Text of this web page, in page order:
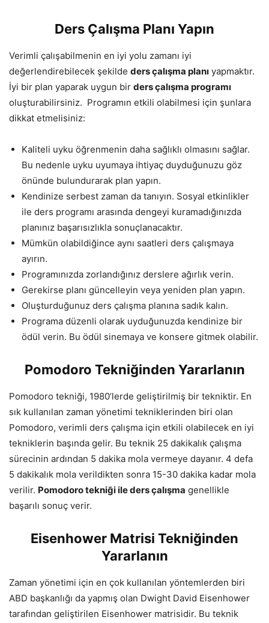
Ders Çalışma Planı Yapın
Verimli çalışabilmenin en iyi yolu zamanı iyi
değerlendirebilecek şekilde ders çalışma planı yapmaktır.
İyi bir plan yaparak uygun bir ders çalışma programı
oluşturabilirsiniz. Programın etkili olabilmesi için şunlara
dikkat etmelisiniz:
Kaliteli uyku öğrenmenin daha sağlıklı olmasını sağlar.
Bu nedenle uyku uyumaya ihtiyaç duyduğunuzu göz
önünde bulundurarak plan yapın.
Kendinize serbest zaman da tanıyın. Sosyal etkinlikler
ile ders programı arasında dengeyi kuramadığınızda
planınız başarısızlıkla sonuçlanacaktır.
Mümkün olabildiğince aynı saatleri ders çalışmaya
ayırın.
Programınızda zorlandığınız derslere ağırlık verin.
Gerekirse planı güncelleyin veya yeniden plan yapın.
Oluşturduğunuz ders çalışma planına sadık kalın.
Programa düzenli olarak uyduğunuzda kendinize bir
ödül verin. Bu ödül sinemaya ve konsere gitmek olabilir.
Pomodoro Tekniğinden Yararlanın
Pomodoro tekniği, 1980’lerde geliştirilmiş bir tekniktir. En
sık kullanılan zaman yönetimi tekniklerinden biri olan
Pomodoro, verimli ders çalışma için etkili olabilecek en iyi
tekniklerin başında gelir. Bu teknik 25 dakikalık çalışma
sürecinin ardından 5 dakika mola vermeye dayanır. 4 defa
5 dakikalık mola verildikten sonra 15-30 dakika kadar mola
verilir. Pomodoro tekniği ile ders çalışma genellikle
başarılı sonuç verir.
Eisenhower Matrisi Tekniğinden
Yararlanın
Zaman yönetimi için en çok kullanılan yöntemlerden biri
ABD başkanlığı da yapmış olan Dwight David Eisenhower
tarafından geliştirilen Eisenhower matrisidir. Bu teknik